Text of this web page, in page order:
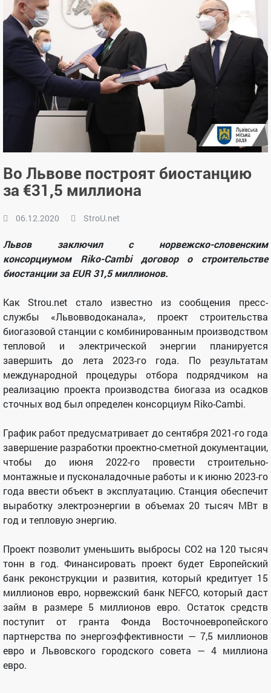
Во Львове построят биостанцию
за €31,5 миллиона
06.12.2020 StroU.net
Львов заключил с норвежско-словенским
консорциумом Riko-Cambi договор о строительстве
биостанции за EUR 31,5 миллионов.
Как Strou.net стало известно из сообщения пресс-
службы «Львовводоканала», проект строительства
биогазовой станции с комбинированным производством
тепловой и электрической энергии планируется
завершить до лета 2023-го года. По результатам
международной процедуры отбора подрядчиком на
реализацию проекта производства биогаза из осадков
сточных вод был определен консорциум Riko-Cambi.
График работ предусматривает до сентября 2021-го года
завершение разработки проектно-сметной документации,
чтобы до июня 2022-го провести строительно-
монтажные и пусконаладочные работы и к июню 2023-го
года ввести объект в эксплуатацию. Станция обеспечит
выработку электроэнергии в объемах 20 тысяч МВт в
год и тепловую энергию.
Проект позволит уменьшить выбросы СО2 на 120 тысяч
тонн в год. Финансировать проект будет Европейский
банк реконструкции и развития, который кредитует 15
миллионов евро, норвежский банк NEFCO, который даст
займ в размере 5 миллионов евро. Остаток средств
поступит от гранта Фонда Восточноевропейского
партнерства по энергоэффективности — 7,5 миллионов
евро и Львовского городского совета — 4 миллиона
евро.